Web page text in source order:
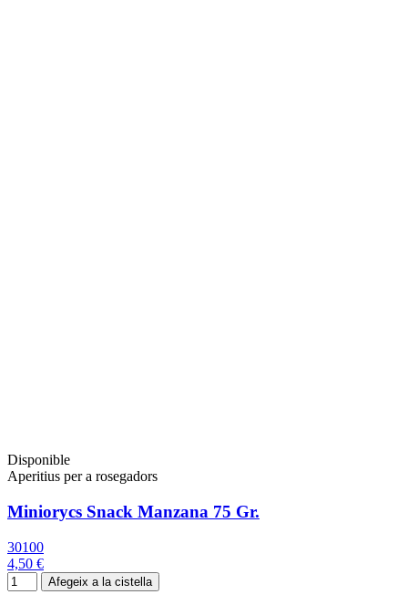
Disponible
Aperitius per a rosegadors
Miniorycs Snack Manzana 75 Gr.
30100
4,50 €
Afegeix a la cistella